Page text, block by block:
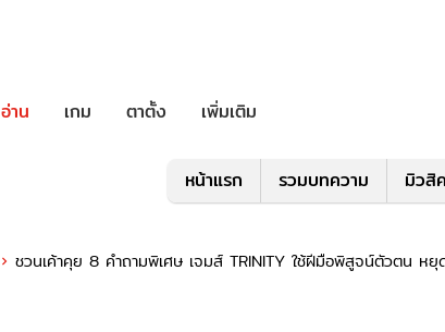
อ่าน เกม ตาตั้ง เพิ่มเติม
หน้าแรก รวมบทความ มิวสิ
ชวนเค้าคุย 8 คำถามพิเศษ เจมส์ TRINITY ใช้ฝีมือพิสูจน์ตัวตน ห